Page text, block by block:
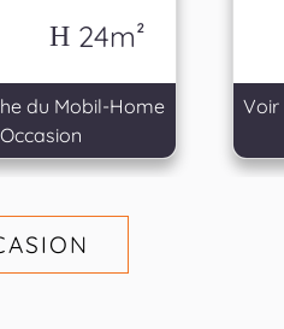
24m²
du Mobil-Home
Occasion
Voir